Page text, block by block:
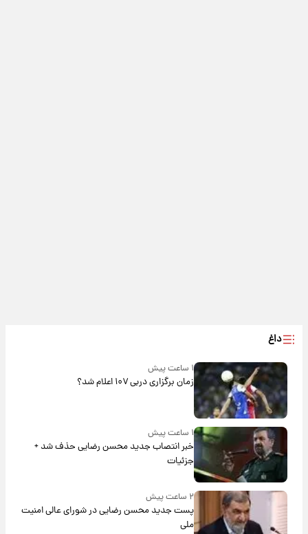
داغ
زمان برگزاری دربی ۱۰۷ اعلام شد؟
۱ ساعت پیش
خبر انتصاب جدید محسن رضایی حذف شد +
جزئیات
پست جدید محسن رضایی در شورای عالی امنیت
ملی